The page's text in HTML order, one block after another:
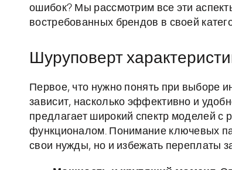
ошибок? Мы рассмотрим все эти
востребованных брендов в своей
Шуруповерт
Первое, что нужно понять при выборе
зависит, насколько эффективно и
предлагает широкий спектр моделей
функционалом. Понимание ключевых
свои нужды, но и избежать переплаты